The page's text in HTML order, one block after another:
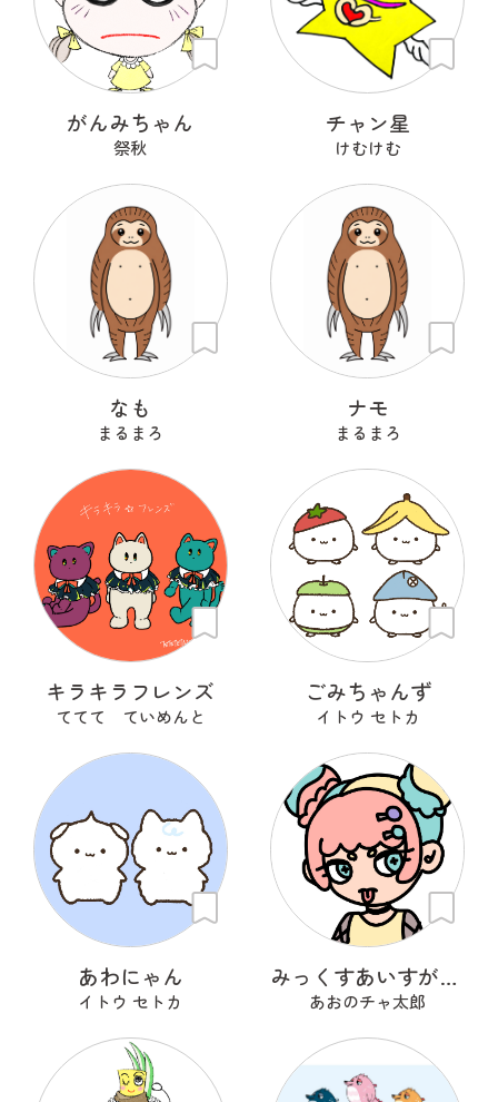
がんみちゃん
祭秋
チャン星
けむけむ
なも
まるまろ
ナモ
まるまろ
キラキラフレンズ
ててて ていめんと
ごみちゃんず
イトウ セトカ
あわにゃん
イトウ セトカ
みっくすあいすがーる
あおのチャ太郎